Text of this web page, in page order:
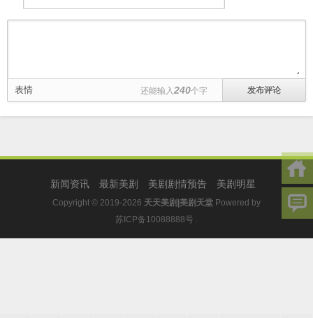
表情 还能输入240个字
新闻资讯 最新美剧 美剧剧情预告 美剧明星
Copyright © 2019-2026 天天美剧|美剧天堂 Powered by
苏ICP备10088888号